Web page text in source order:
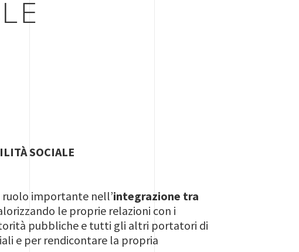
SOCIALE
ruolo importante nell’integrazione tra
le proprie relazioni con i
pubbliche e tutti gli altri portatori di
e per rendicontare la propria